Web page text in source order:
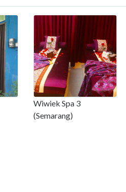
Wiwiek Spa 3
(Semarang)